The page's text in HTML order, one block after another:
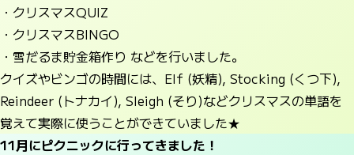
・クリスマスQUIZ
・クリスマスBINGO
・雪だるま貯金箱作り などを行いました。
クイズやビンゴの時間には、Elf (妖精), Stocking (くつ下),
Reindeer (トナカイ), Sleigh (そり)などクリスマスの単語を
覚えて実際に使うことができていました★
11月にピクニックに行ってきました！